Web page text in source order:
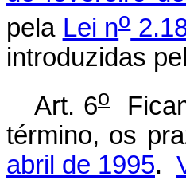
pela Lei no
introduzidas
Art. 6o
término, os
abril de 1995.